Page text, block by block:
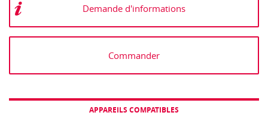
Demande d'informations
Commander
APPAREILS COMPATIBLES